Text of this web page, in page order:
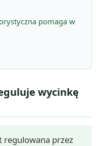
pomaga w
wycinkę
regulowana przez